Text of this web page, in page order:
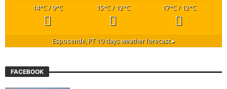
14°C/ 9°C 15°C/ 12°C 17°C/ 12°C
Esposende, PT10 days weather forecast ▸
FACEBOOK